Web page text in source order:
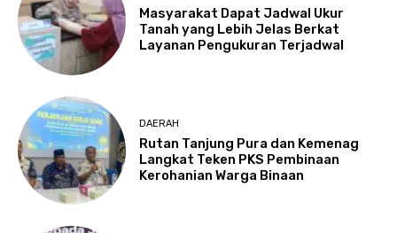
Masyarakat Dapat Jadwal Ukur
Tanah yang Lebih Jelas Berkat
Layanan Pengukuran Terjadwal
DAERAH
Rutan Tanjung Pura dan Kemenag
Langkat Teken PKS Pembinaan
Kerohanian Warga Binaan